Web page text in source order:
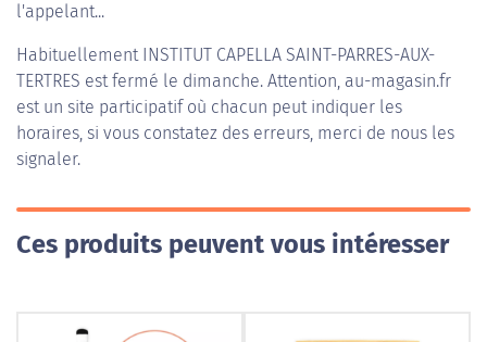
l'appelant...
Habituellement INSTITUT CAPELLA SAINT-PARRES-AUX-
TERTRES est fermé le dimanche. Attention, au-magasin.fr
est un site participatif où chacun peut indiquer les
horaires, si vous constatez des erreurs, merci de nous les
signaler.
Ces produits peuvent vous intéresser